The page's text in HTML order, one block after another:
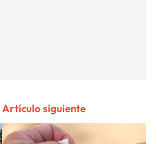
Artículo siguiente